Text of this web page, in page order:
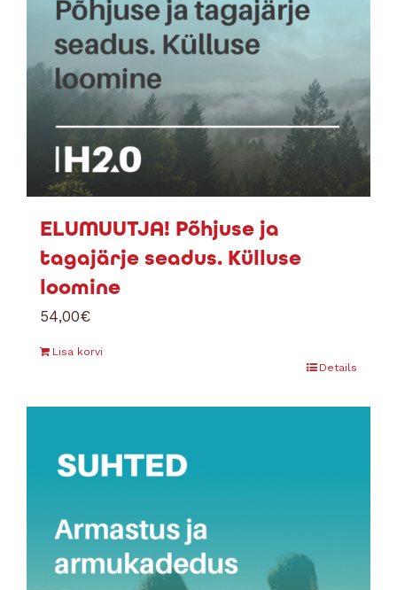
ELUMUUTJA! Põhjuse ja
tagajärje seadus. Külluse
loomine
54,00€
Lisa korvi
Details